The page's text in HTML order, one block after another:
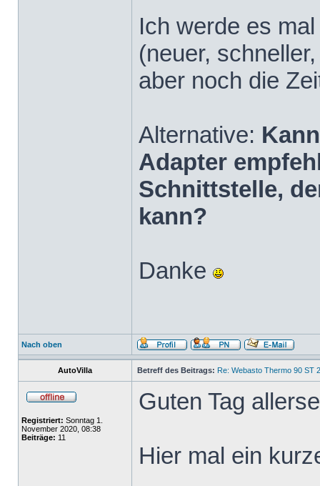
Ich werde es
(neuer,
aber noch die
Alternative:
Adapter
Schnittstelle,
kann?
Danke
Nach oben
AutoVilla Betreff des Beitrags: Re: Webasto Thermo 90 ST
Registriert: Sonntag 1.
November 2020, 08:38
Beiträge: 11
Guten Tag
Hier mal ein